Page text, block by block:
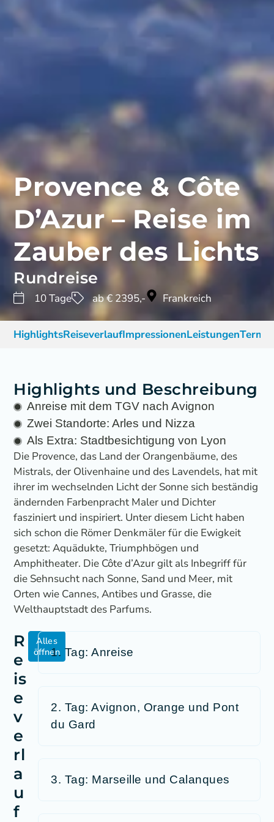
Provence & Côte
D’Azur – Reise im
Zauber des Lichts
Rundreise
10 Tage ab € 2395,- Frankreich
HighlightsReiseverlaufImpressionenLeistungen
Highlights und Beschreibung
Anreise mit dem TGV nach Avignon
Zwei Standorte: Arles und Nizza
Als Extra: Stadtbesichtigung von Lyon
Die Provence, das Land der Orangenbäume, des
Mistrals, der Olivenhaine und des Lavendels, hat mit
ihrer im wechselnden Licht der Sonne sich beständig
ändernden Farbenpracht Maler und Dichter
fasziniert und inspiriert. Unter diesem Licht haben
sich schon die Römer Denkmäler für die Ewigkeit
gesetzt: Aquädukte, Triumphbögen und
Amphitheater. Die Côte d’Azur gilt als Inbegriff für
die Sehnsucht nach Sonne, Sand und Meer, mit
Orten wie Cannes, Antibes und Grasse, die
Welthauptstadt des Parfums.
R
e
is
e
v
e
rl
a
u
f
Alles
öffnen1. Tag: Anreise
2. Tag: Avignon, Orange und Pont
du Gard
3. Tag: Marseille und Calanques